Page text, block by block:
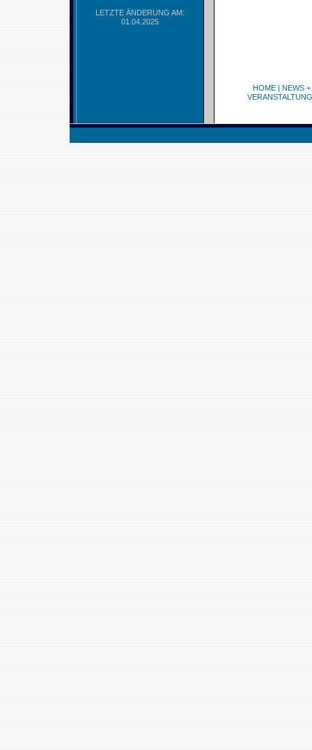
LETZTE ÄNDERUNG AM:
01.04.2025
HOME| NEWS